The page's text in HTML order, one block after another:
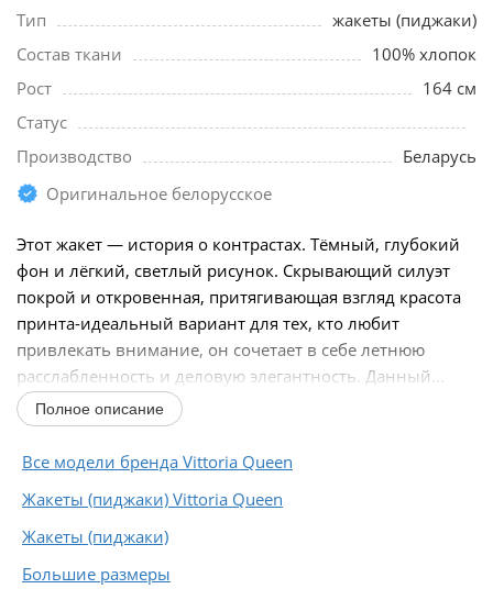
Тип
жакеты (пиджаки)
Состав ткани
100% хлопок
Рост
164 см
Статус
Производство
Беларусь
Оригинальное белорусское
Этот жакет — история о контрастах. Тёмный, глубокий
фон и лёгкий, светлый рисунок. Скрывающий силуэт
покрой и откровенная, притягивающая взгляд красота
принта-идеальный вариант для тех, кто любит
привлекать внимание, он сочетает в себе летнюю
расслабленность и деловую элегантность. Данный...
Полное описание
Все модели бренда Vittoria Queen
Жакеты (пиджаки) Vittoria Queen
Жакеты (пиджаки)
Большие размеры